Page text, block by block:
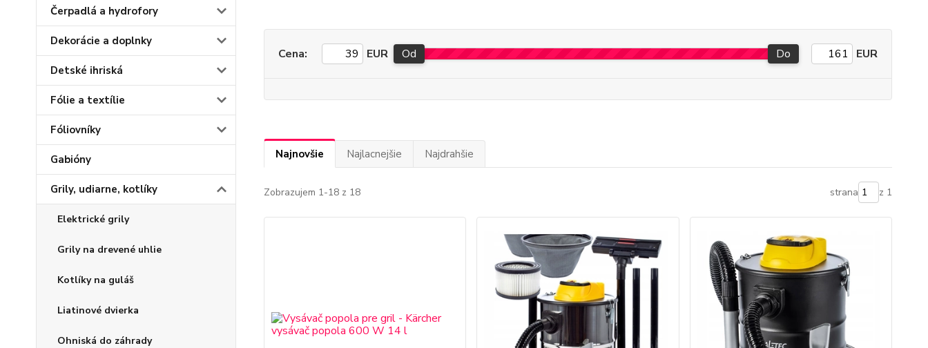
Čerpadlá a hydrofory
Dekorácie a doplnky
Detské ihriská
Fólie a textílie
Fóliovníky
Gabióny
Grily, udiarne, kotlíky
Elektrické grily
Grily na drevené uhlie
Kotlíky na guláš
Liatinové dvierka
Ohniská do záhrady
Cena: EUR Od Do EUR
Najnovšie Najlacnejšie Najdrahšie
Zobrazujem 1-18 z 18 strana z 1